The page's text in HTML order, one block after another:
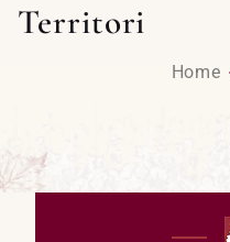
Territori
Home